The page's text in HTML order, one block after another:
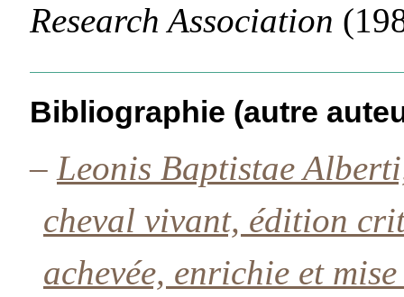
Research Association
Bibliographie (autre
– Leonis Baptistae
cheval vivant, édition
achevée, enrichie et